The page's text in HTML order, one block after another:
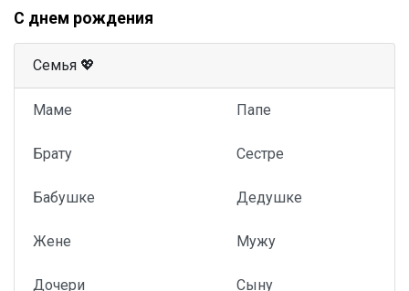
С днем рождения
Семья 💖
Маме Папе
Брату Сестре
Бабушке Дедушке
Жене Мужу
Дочери Сыну